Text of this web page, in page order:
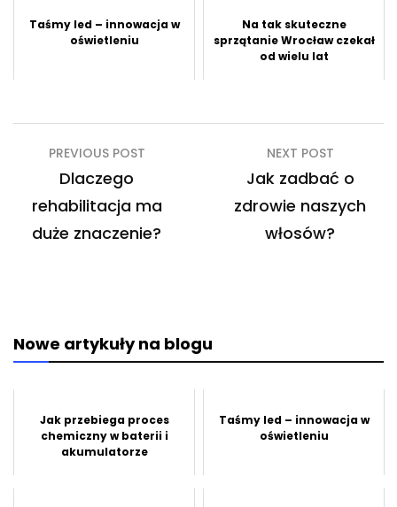
Taśmy led – innowacja w
oświetleniu
Na tak skuteczne
sprzątanie Wrocław czekał
od wielu lat
Nawigacja
wpisu
PREVIOUS POST
Dlaczego
rehabilitacja ma
duże znaczenie?
NEXT POST
Jak zadbać o
zdrowie naszych
włosów?
Nowe artykuły na blogu
Jak przebiega proces
chemiczny w baterii i
akumulatorze
Taśmy led – innowacja w
oświetleniu